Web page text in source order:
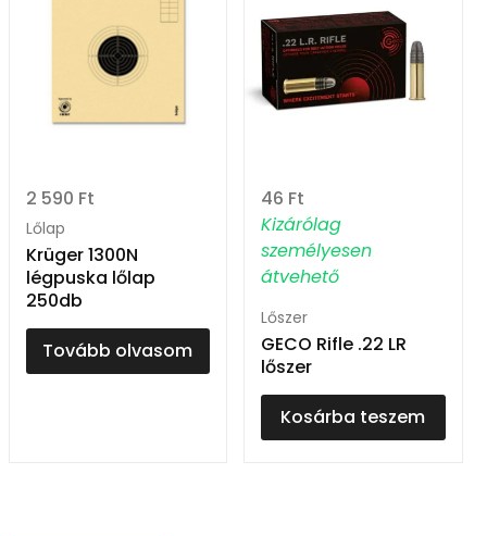
2 590 Ft
Lőlap
Krüger 1300N
légpuska lőlap
250db
Tovább olvasom
46 Ft
Kizárólag
személyesen
átvehető
Lőszer
GECO Rifle .22 LR
lőszer
Kosárba teszem